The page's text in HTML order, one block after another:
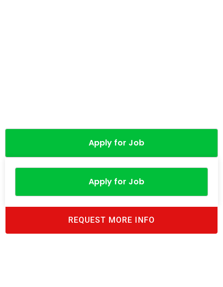
Apply for Job
Apply for Job
REQUEST MORE INFO